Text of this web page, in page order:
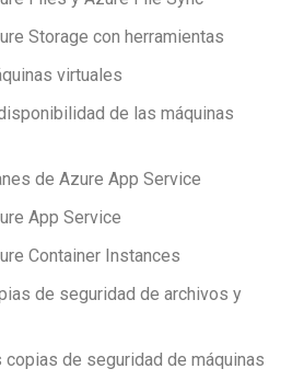
Storage con herramientas
virtuales
de las máquinas
de Azure App Service
App Service
Container Instances
de seguridad de archivos y
copias de seguridad de máquinas